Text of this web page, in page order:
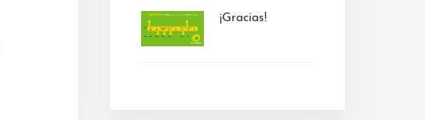
¡Gracias!